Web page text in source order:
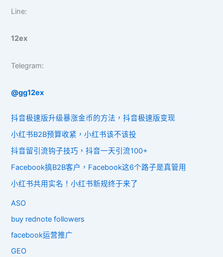
Line:
12ex
Telegram:
@gg12ex
抖音极速版升级暴涨金币的方法，抖音极速版变现
小红书B2B预算收紧，小红书该不该投
抖音留引流钩子技巧，抖音一天引流100+
Facebook搞B2B客户，Facebook这6个路子是真管用
小红书共用实名！小红书新规终于来了
ASO
buy rednote followers
facebook运营推广
GEO